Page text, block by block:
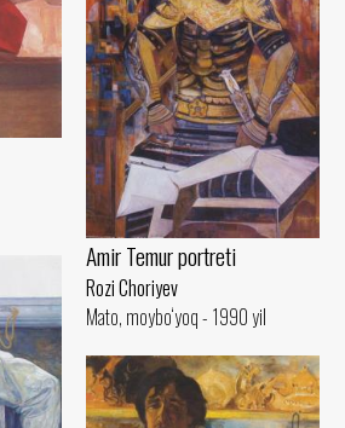
Amir Temur portreti
Rozi Choriyev
Mato, moybo‘yoq - 1990 yil